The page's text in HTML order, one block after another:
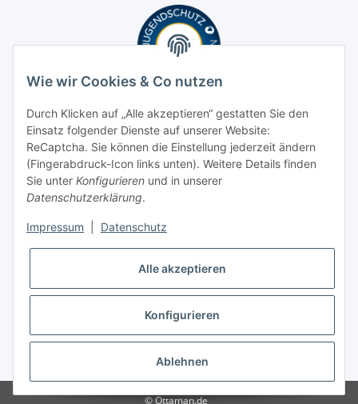
* Alle Preise inkl. gesetzlicher USt., zzgl.Versand
© Ottaman.de
Wie wir Cookies & Co nutzen
Durch Klicken auf „Alle akzeptieren“ gestatten Sie den
Einsatz folgender Dienste auf unserer Website:
ReCaptcha. Sie können die Einstellung jederzeit ändern
(Fingerabdruck-Icon links unten). Weitere Details finden
Sie unter Konfigurieren und in unserer
Datenschutzerklärung.
Impressum Datenschutz
Alle akzeptieren
Konfigurieren
Ablehnen